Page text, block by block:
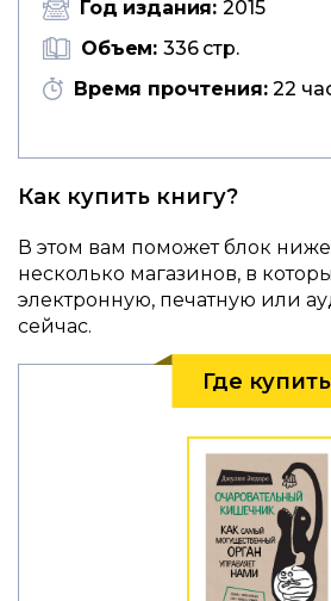
Год издания: 2015
Объем: 336 стр.
Время прочтения: 22
Как купить книгу?
В этом вам поможет блок
несколько магазинов, в
электронную, печатную или
сейчас.
Где купить